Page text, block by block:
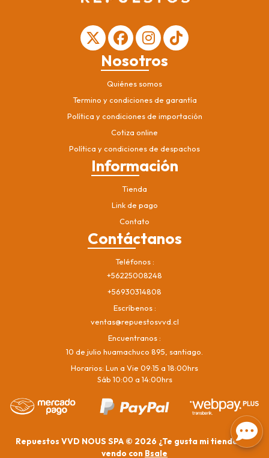
Nosotros
Quiénes somos
Termino y condiciones de garantía
Política y condiciones de importación
Cotiza online
Política y condiciones de despachos
Información
Tienda
Link de pago
Contato
Contáctanos
Teléfonos
+56225008248
+56930314808
Escríbenos
ventas@repuestosvvd.cl
Encuentranos
10 de julio huamachuco 895, santiago.
Horarios: Lun a Vie 09:15 a 18:00hrs
Sáb 10:00 a 14:00hrs
Repuestos VVD NOUS SPA © 2026 ¿Te gusta mi tienda? Yo
vendo con Bsale